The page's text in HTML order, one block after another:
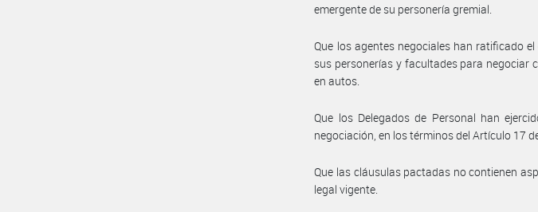
emergente de su personería gremial.
Que los agentes negociales han ratificado
sus personerías y facultades para negociar
en autos.
Que los Delegados de Personal han
negociación, en los términos del Artículo 17
Que las cláusulas pactadas no contienen
legal vigente.